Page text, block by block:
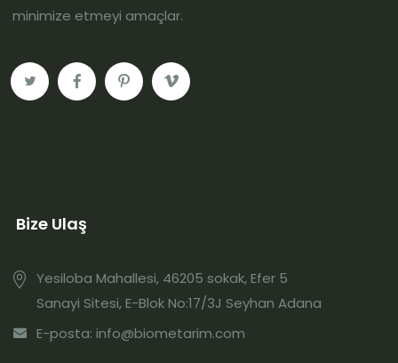
minimize etmeyi amaçlar.
Bize Ulaş
Yesiloba Mahallesi, 46205 sokak, Efer 5
Sanayi Sitesi, E-Blok No:17/3J Seyhan Adana
E-posta: info@biometarim.com